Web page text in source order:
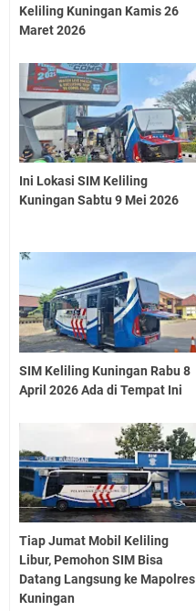
Keliling Kuningan Kamis 26
Maret 2026
Ini Lokasi SIM Keliling
Kuningan Sabtu 9 Mei 2026
SIM Keliling Kuningan Rabu 8
April 2026 Ada di Tempat Ini
Tiap Jumat Mobil Keliling
Libur, Pemohon SIM Bisa
Datang Langsung ke Mapolres
Kuningan